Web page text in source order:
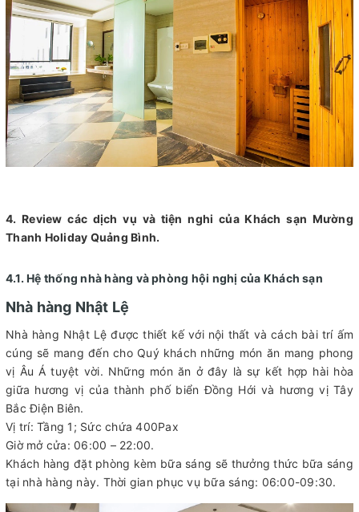
4. Review các dịch vụ và tiện nghi của Khách sạn Mường
Thanh Holiday Quảng Bình.
4.1. Hệ thống nhà hàng và phòng hội nghị của Khách sạn
Nhà hàng Nhật Lệ
Nhà hàng Nhật Lệ được thiết kế với nội thất và cách bài trí ấm
cúng sẽ mang đến cho Quý khách những món ăn mang phong
vị Âu Á tuyệt vời. Những món ăn ở đây là sự kết hợp hài hòa
giữa hương vị của thành phố biển Đồng Hới và hương vị Tây
Bắc Điện Biên.
Vị trí: Tầng 1; Sức chứa 400Pax
Giờ mở cửa: 06:00 – 22:00.
Khách hàng đặt phòng kèm bữa sáng sẽ thưởng thức bữa sáng
tại nhà hàng này. Thời gian phục vụ bữa sáng: 06:00-09:30.